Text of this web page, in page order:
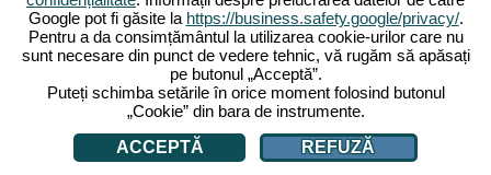
Zoo!
investi
Google pot fi găsite la https://business.safety.google/privacy/.
Pentru a da consimțământul la utilizarea cookie-urilor care nu
sunt necesare din punct de vedere tehnic, vă rugăm să apăsați
pe butonul „Acceptă”.
Puteți schimba setările în orice moment folosind butonul
„Cookie” din bara de instrumente.
ACCEPTĂ
REFUZĂ